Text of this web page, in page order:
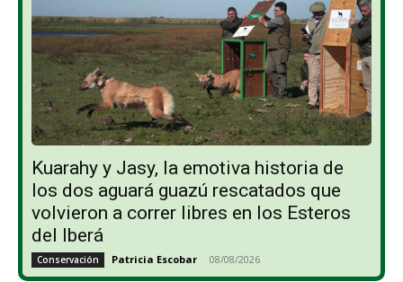
Kuarahy y Jasy, la emotiva historia de
los dos aguará guazú rescatados que
volvieron a correr libres en los Esteros
del Iberá
Conservación Patricia Escobar - 08/08/2026